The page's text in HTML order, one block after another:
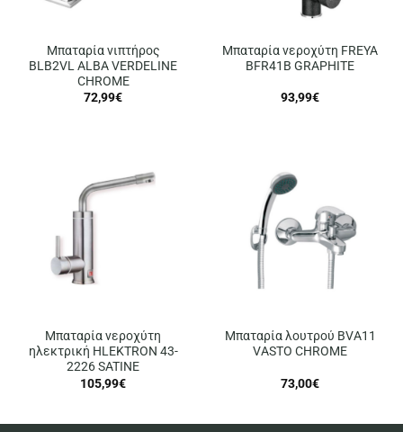
Μπαταρία νιπτήρος
BLB2VL ALBA VERDELINE
CHROME
72,99€
Μπαταρία νεροχύτη FREYA
BFR41B GRAPHITE
93,99€
Μπαταρία νεροχύτη
ηλεκτρική HLEKTRON 43-
2226 SATINE
105,99€
Μπαταρία λουτρού BVA11
VASTO CHROME
73,00€